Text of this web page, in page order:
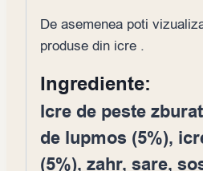
De asemenea poti
produse din icre .
Ingrediente:
Icre de peste
de lupmos (5%),
(5%), zahr, sare,